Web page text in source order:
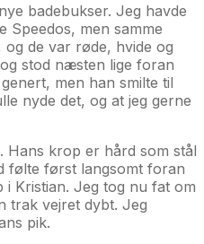
badebukser. Jeg havde
Speedos, men samme
de var røde, hvide og
stod næsten lige foran
men han smilte til
nyde det, og at jeg gerne
krop er hård som stål
følte først langsomt foran
i Kristian. Jeg tog nu fat om
trak vejret dybt. Jeg
pik.